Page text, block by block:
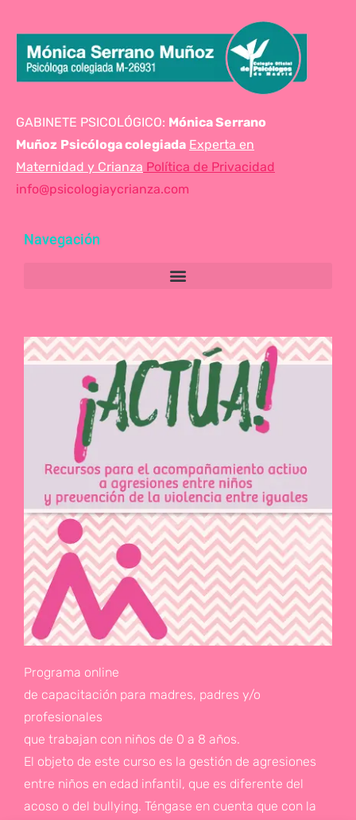
GABINETE PSICOLÓGICO: Mónica Serrano
Muñoz Psicóloga colegiada Experta en
Maternidad y Crianza Política de Privacidad
info@psicologiaycrianza.com
Navegación
Programa online
de capacitación para madres, padres y/o
profesionales
que trabajan con niños de 0 a 8 años.
El objeto de este curso es la gestión de agresiones
entre niños en edad infantil, que es diferente del
acoso o del bullying. Téngase en cuenta que con la